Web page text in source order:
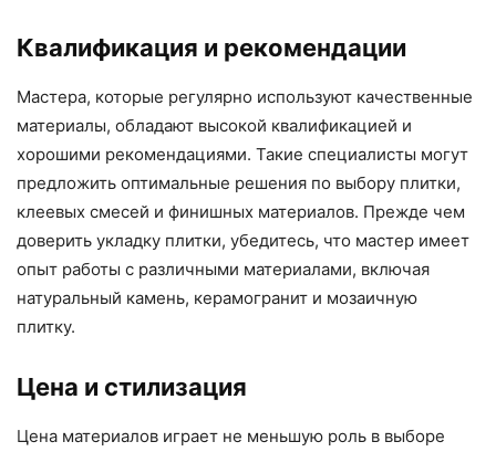
Квалификация и рекомендации
Мастера, которые регулярно используют качественные
материалы, обладают высокой квалификацией и
хорошими рекомендациями. Такие специалисты могут
предложить оптимальные решения по выбору плитки,
клеевых смесей и финишных материалов. Прежде чем
доверить укладку плитки, убедитесь, что мастер имеет
опыт работы с различными материалами, включая
натуральный камень, керамогранит и мозаичную
плитку.
Цена и стилизация
Цена материалов играет не меньшую роль в выборе